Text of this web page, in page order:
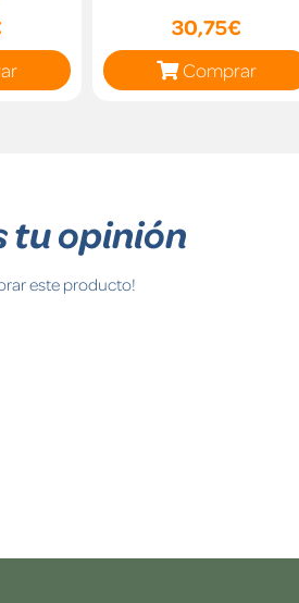
30,75€
Comprar
tu opinión
este producto!